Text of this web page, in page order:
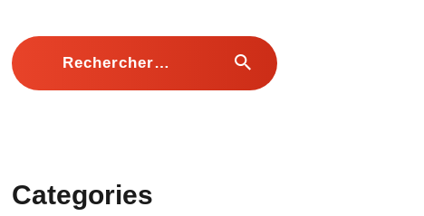
Rechercher :
Categories